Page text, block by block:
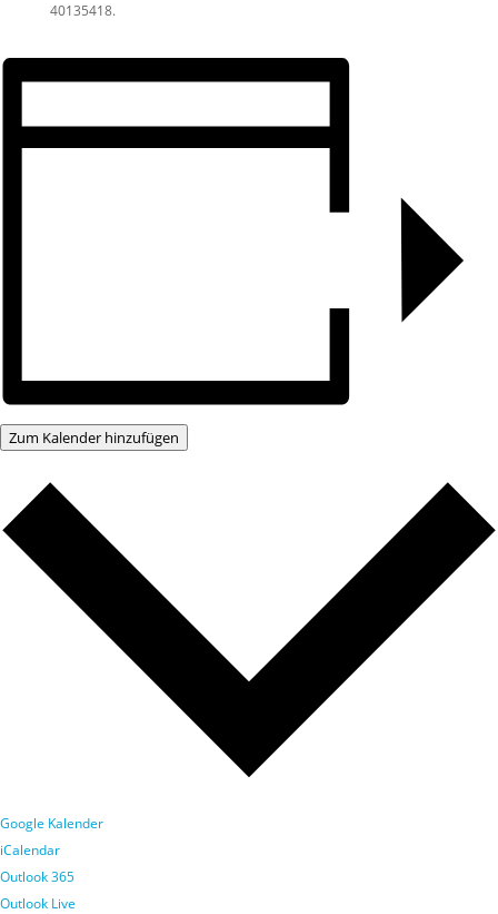
40135418.
Zum Kalender hinzufügen
Google Kalender
iCalendar
Outlook 365
Outlook Live